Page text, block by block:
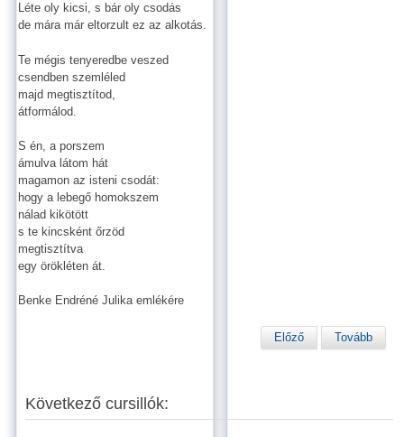
Léte oly kicsi, s bár oly csodás
de mára már eltorzult ez az alkotás.
Te mégis tenyeredbe veszed
csendben szemléled
majd megtisztítod,
átformálod.
S én, a porszem
ámulva látom hát
magamon az isteni csodát:
hogy a lebegő homokszem
nálad kikötött
s te kincsként őrzöd
megtisztítva
egy örökléten át.
Benke Endréné Julika emlékére
Előző Tovább
Következő cursillók: